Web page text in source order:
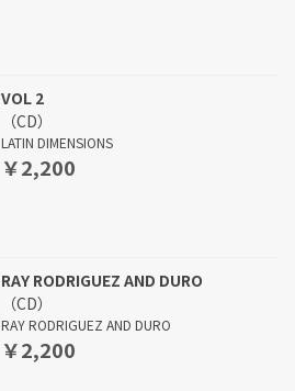
VOL 2
（CD）
LATIN DIMENSIONS
￥2,200
RAY RODRIGUEZ AND DURO
（CD）
RAY RODRIGUEZ AND DURO
￥2,200